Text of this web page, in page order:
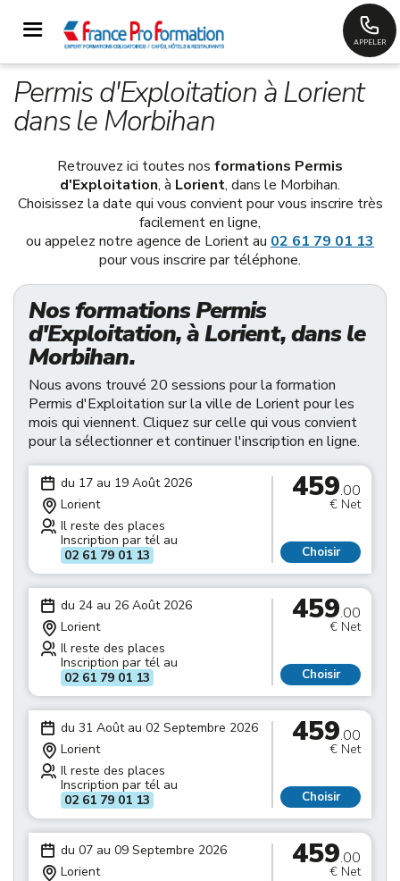
APPELER
Permis d'Exploitation à Lorient
dans le Morbihan
Retrouvez ici toutes nos formations Permis
d'Exploitation, à Lorient, dans le Morbihan.
Choisissez la date qui vous convient pour vous inscrire très
facilement en ligne,
ou appelez notre agence de Lorient au 02 61 79 01 13
pour vous inscrire par téléphone.
Nos formations Permis
d'Exploitation, à Lorient, dans le
Morbihan.
Nous avons trouvé 20 sessions pour la formation
Permis d'Exploitation sur la ville de Lorient pour les
mois qui viennent. Cliquez sur celle qui vous convient
pour la sélectionner et continuer l'inscription en ligne.
du 17 au 19 Août 2026
Lorient
Il reste des places
Inscription par tél au
02 61 79 01 13
459.00
€ Net
Choisir
du 24 au 26 Août 2026
Lorient
Il reste des places
Inscription par tél au
02 61 79 01 13
459.00
€ Net
Choisir
du 31 Août au 02 Septembre 2026
Lorient
Il reste des places
Inscription par tél au
02 61 79 01 13
459.00
€ Net
Choisir
du 07 au 09 Septembre 2026
Lorient
459.00
€ Net